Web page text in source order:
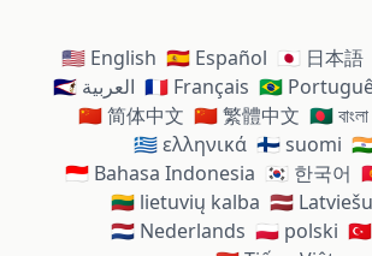
🇺🇸 English 🇪🇸 Español 🇯🇵 日本語
🇸🇦 العربية 🇫🇷 Français 🇧🇷
🇨🇳 简体中文 🇨🇳 繁體中文 🇧🇩 বাংলা
🇬🇷 ελληνικά 🇫🇮 suomi
🇮🇩 Bahasa Indonesia 🇰🇷 한국어
🇱🇹 lietuvių kalba 🇱🇻
🇳🇱 Nederlands 🇵🇱 polski